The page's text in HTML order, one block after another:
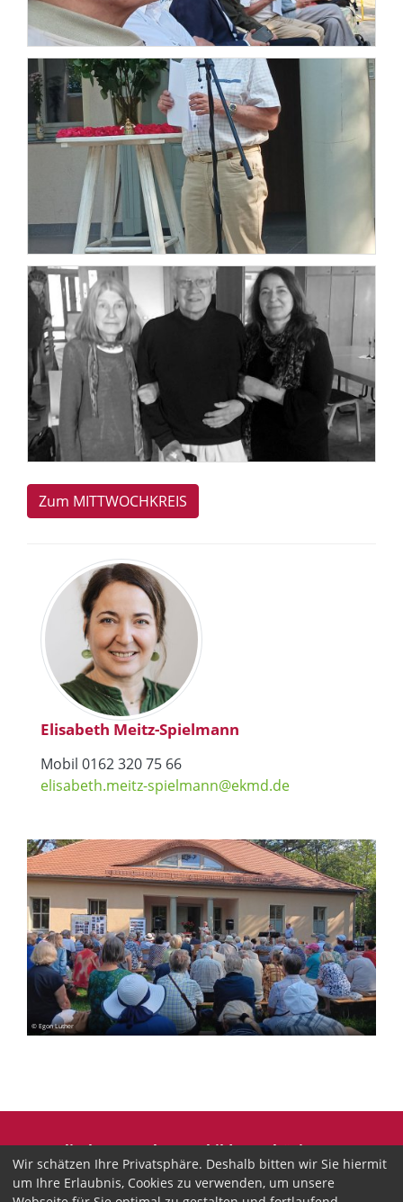
Zum MITTWOCHKREIS
Elisabeth Meitz-Spielmann
Mobil 0162 320 75 66
elisabeth.meitz-spielmann@ekmd.de
© Egon Luther
Evangelische Erwachsenenbildung Thüringen
Wir sind anerkannter freier Träger der
Erwachsenenbildung in Thüringen.
Wir schätzen Ihre Privatsphäre. Deshalb bitten wir Sie hiermit
um Ihre Erlaubnis, Cookies zu verwenden, um unsere